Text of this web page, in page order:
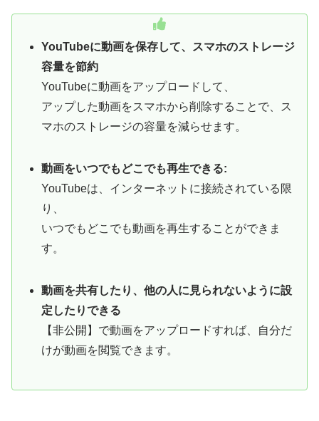
YouTubeに動画を保存して、スマホのストレージ
容量を節約
YouTubeに動画をアップロードして、
アップした動画をスマホから削除することで、ス
マホのストレージの容量を減らせます。
動画をいつでもどこでも再生できる:
YouTubeは、インターネットに接続されている限
り、
いつでもどこでも動画を再生することができま
す。
動画を共有したり、他の人に見られないように設
定したりできる
【非公開】で動画をアップロードすれば、自分だ
けが動画を閲覧できます。